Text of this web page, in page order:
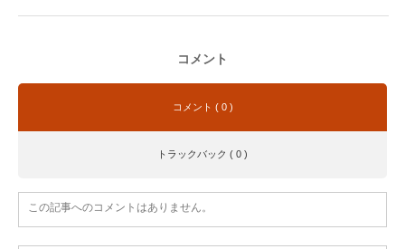
コメント
コメント ( 0 )
トラックバック ( 0 )
この記事へのコメントはありません。